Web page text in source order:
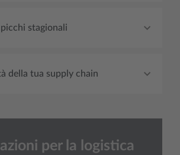
stagionali
della tua supply chain
per la logistica